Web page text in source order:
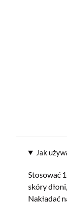
Jak
Stosować
skóry
Nakładać